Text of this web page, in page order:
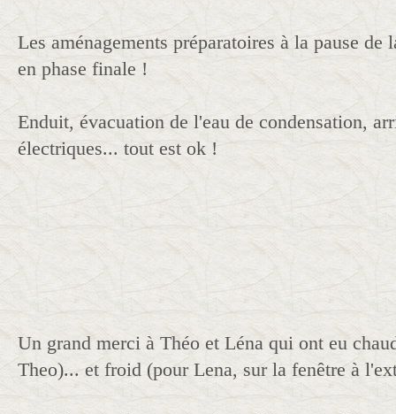
Les aménagements préparatoires à la pause
en phase finale !
Enduit, évacuation de l'eau de condensation,
électriques... tout est ok !
Un grand merci à Théo et Léna qui ont eu
Theo)... et froid (pour Lena, sur la fenêtre à